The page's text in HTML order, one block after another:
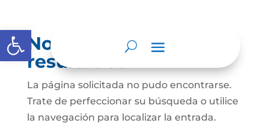
Abrir barra de herramientas
No se encontraron
resultados
La página solicitada no pudo encontrarse.
Trate de perfeccionar su búsqueda o utilice
la navegación para localizar la entrada.